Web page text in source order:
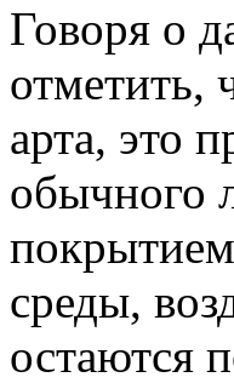
Говоря о
отметить,
арта, это
обычного
среды,
остаются